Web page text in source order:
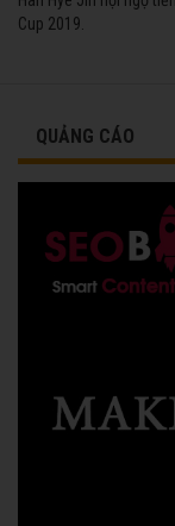
Cup 2019.
QUẢNG CÁO